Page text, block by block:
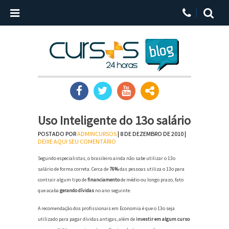
Uso Inteligente do 13o salário
POSTADO PORADMINCURSOS| 8 DE DEZEMBRO DE 2010 |
DEIXE AQUI SEU COMENTÁRIO
Segundo especialistas, o brasileiro ainda não sabe utilizar o 13o
salário de forma correta. Cerca de76%das pessoas utiliza o 13o para
contrair algum tipo definanciamentode médio ou longo prazo, fato
que acaba gerando dívidas no ano seguinte.
A recomendação dos profissionais em Economia é que o 13o seja
utilizado para pagar dívidas antigas, além deinvestir em algum curso